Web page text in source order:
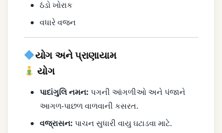
ઠંડો ખોરાક
વધારે વજન
યોગ અને પ્રાણાયામ
યોગ
પાદાંગુલિ નમન: પગની આંગળીઓ અને પંજાને
આગળ-પાછળ વાળવાની કસરત.
વજ્રાસન: પાચન સુધારી વાયુ ઘટાડવા માટે.